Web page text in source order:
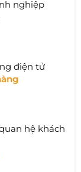
nghiệp
điện tử
hệ khách